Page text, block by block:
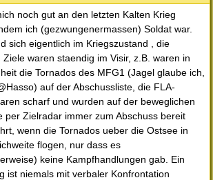
noch gut an den letzten Kalten Krieg
ich (gezwungenermassen) Soldat war.
sich eigentlich im Kriegszustand , die
Ziele waren staendig im Visir, z.B. waren in
die Tornados des MFG1 (Jagel glaube ich,
auf der Abschussliste, die FLA-
scharf und wurden auf der beweglichen
per Zielradar immer zum Abschuss bereit
wenn die Tornados ueber die Ostsee in
flogen, nur dass es
keine Kampfhandlungen gab. Ein
ist niemals mit verbaler Konfrontation